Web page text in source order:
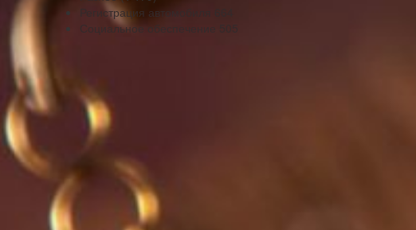
Регистрация автомобиля
Социальное обеспечение